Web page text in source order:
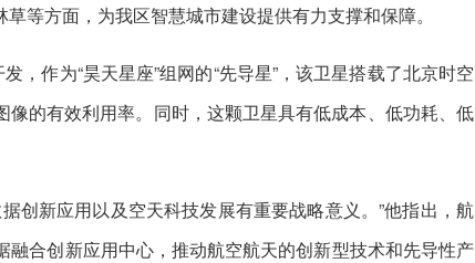
等方面，为我区智慧城市建设提供有力支撑和保障。
，作为“昊天星座”组网的“先导星”，该卫星搭载了北京时空
的有效利用率。同时，这颗卫星具有低成本、低功耗、低
创新应用以及空天科技发展有重要战略意义。”他指出，航
合创新应用中心，推动航空航天的创新型技术和先导性产